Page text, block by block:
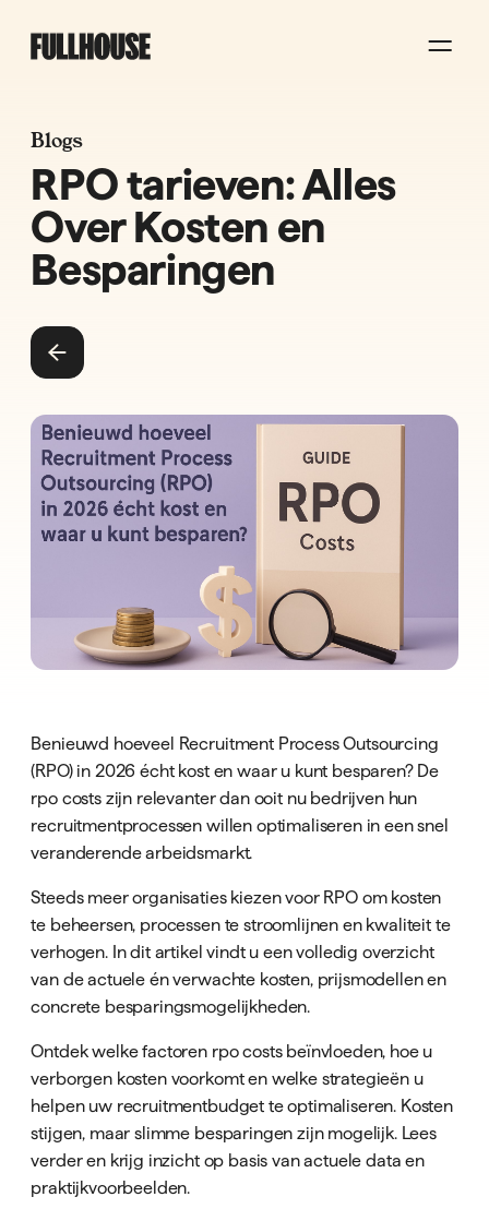
Blogs
RPO tarieven: Alles
Over Kosten en
Besparingen
Benieuwd hoeveel Recruitment Process Outsourcing
(RPO) in 2026 écht kost en waar u kunt besparen? De
rpo costs zijn relevanter dan ooit nu bedrijven hun
recruitmentprocessen willen optimaliseren in een snel
veranderende arbeidsmarkt.
Steeds meer organisaties kiezen voor RPO om kosten
te beheersen, processen te stroomlijnen en kwaliteit te
verhogen. In dit artikel vindt u een volledig overzicht
van de actuele én verwachte kosten, prijsmodellen en
concrete besparingsmogelijkheden.
Ontdek welke factoren rpo costs beïnvloeden, hoe u
verborgen kosten voorkomt en welke strategieën u
helpen uw recruitmentbudget te optimaliseren. Kosten
stijgen, maar slimme besparingen zijn mogelijk. Lees
verder en krijg inzicht op basis van actuele data en
praktijkvoorbeelden.